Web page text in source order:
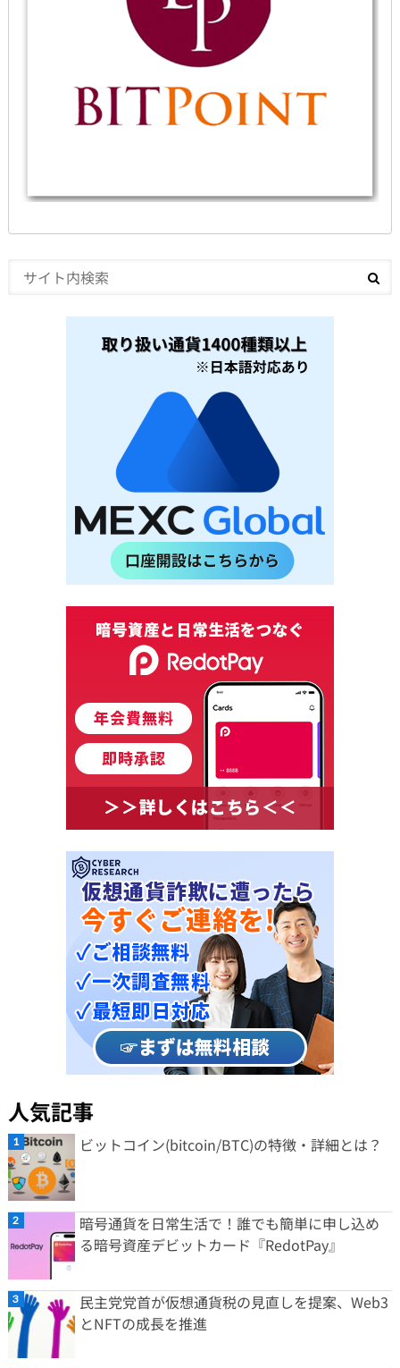
人気記事
ビットコイン(bitcoin/BTC)の特徴・詳細とは？
暗号通貨を日常生活で！誰でも簡単に申し込め
る暗号資産デビットカード『RedotPay』
民主党党首が仮想通貨税の見直しを提案、Web3
とNFTの成長を推進